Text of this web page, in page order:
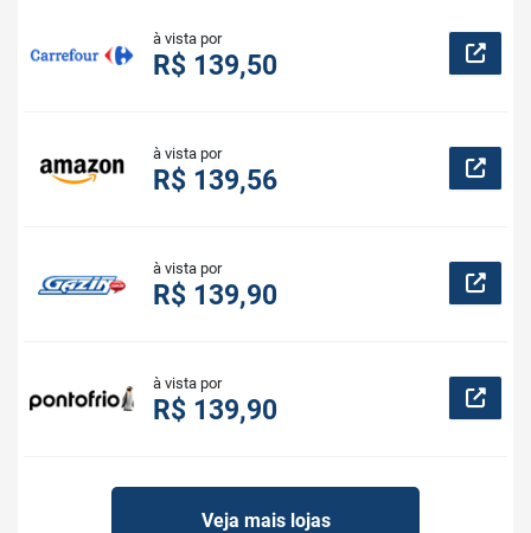
à vista por
R$ 139,50
à vista por
R$ 139,56
à vista por
R$ 139,90
à vista por
R$ 139,90
Veja mais lojas